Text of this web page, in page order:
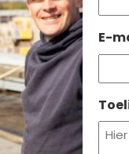
E-